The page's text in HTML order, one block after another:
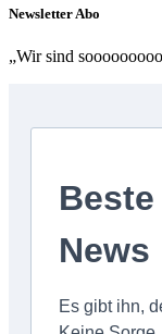
Newsletter Abo
„Wir sind